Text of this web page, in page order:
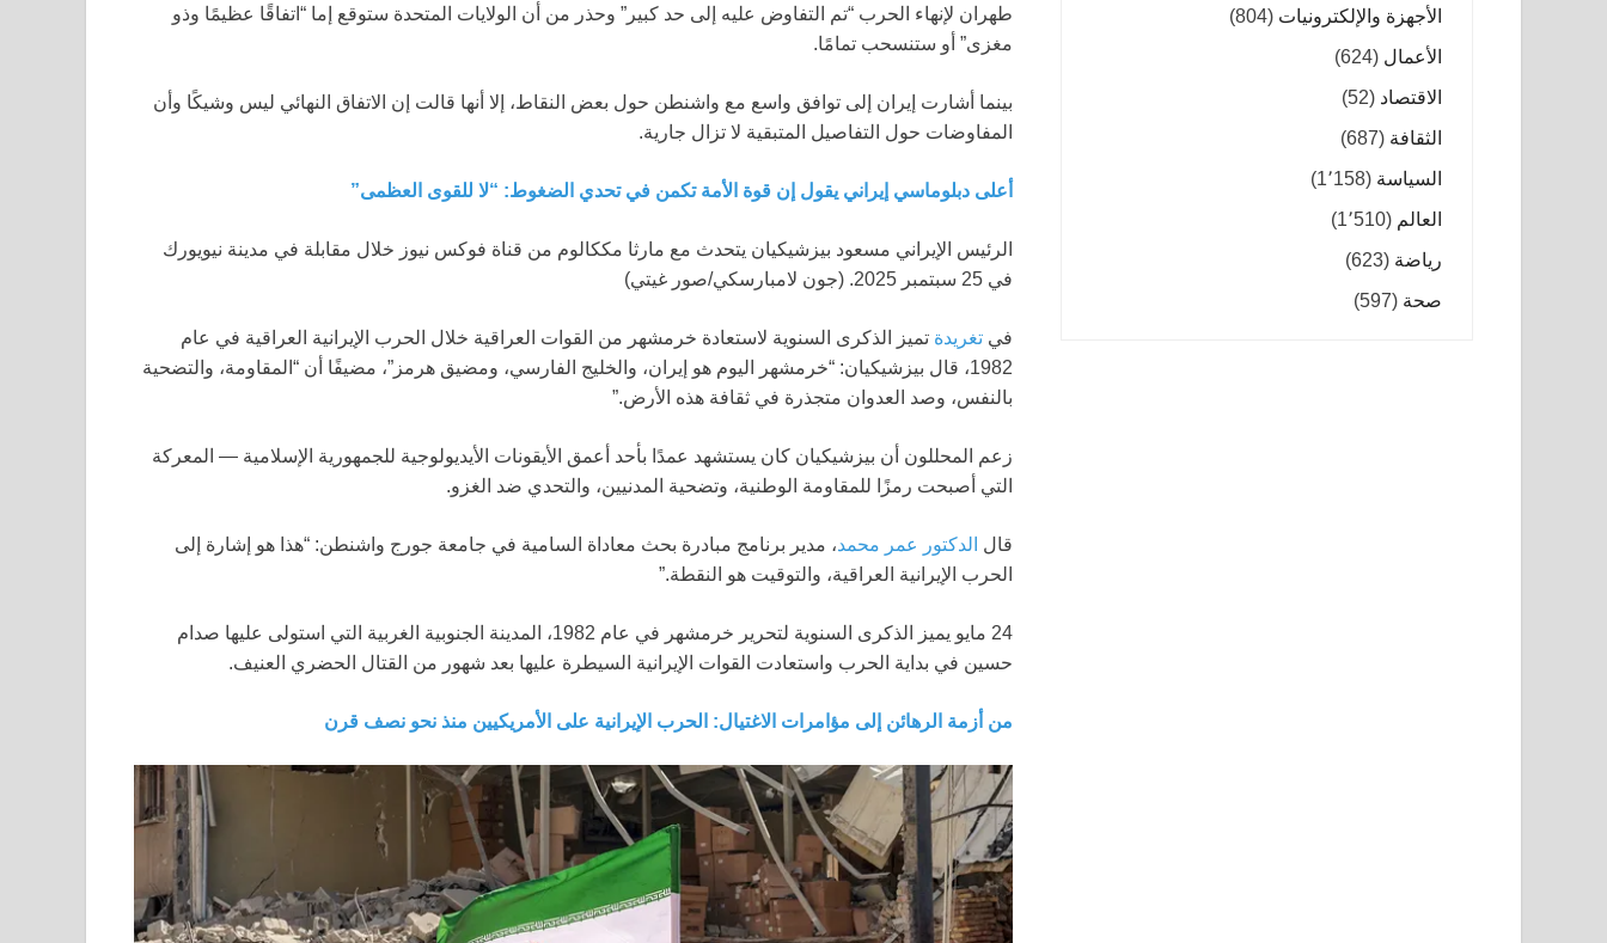
طهران لإنهاء الحرب “تم التفاوض عليه إلى حد كبير” وحذر من أن الولايات المتحدة ستوقع إما “اتفاقًا عظيمًا وذو
مغزى” أو ستنسحب تمامًا.
بينما أشارت إيران إلى توافق واسع مع واشنطن حول بعض النقاط، إلا أنها قالت إن الاتفاق النهائي ليس وشيكًا وأن
المفاوضات حول التفاصيل المتبقية لا تزال جارية.
أعلى دبلوماسي إيراني يقول إن قوة الأمة تكمن في تحدي الضغوط: “لا للقوى العظمى”
الرئيس الإيراني مسعود بيزشيكيان يتحدث مع مارثا مككالوم من قناة فوكس نيوز خلال مقابلة في مدينة نيويورك
في 25 سبتمبر 2025.
(جون لامبارسكي/صور غيتي)
في تغريدة تميز الذكرى السنوية لاستعادة خرمشهر من القوات العراقية خلال الحرب الإيرانية العراقية في عام
1982، قال بيزشيكيان: “خرمشهر اليوم هو إيران، والخليج الفارسي، ومضيق هرمز”، مضيفًا أن “المقاومة، والتضحية
بالنفس، وصد العدوان متجذرة في ثقافة هذه الأرض.”
زعم المحللون أن بيزشيكيان كان يستشهد عمدًا بأحد أعمق الأيقونات الأيديولوجية للجمهورية الإسلامية — المعركة
التي أصبحت رمزًا للمقاومة الوطنية، وتضحية المدنيين، والتحدي ضد الغزو.
قال الدكتور عمر محمد، مدير برنامج مبادرة بحث معاداة السامية في جامعة جورج واشنطن: “هذا هو إشارة إلى
الحرب الإيرانية العراقية، والتوقيت هو النقطة.”
24 مايو يميز الذكرى السنوية لتحرير خرمشهر في عام 1982، المدينة الجنوبية الغربية التي استولى عليها صدام
حسين في بداية الحرب واستعادت القوات الإيرانية السيطرة عليها بعد شهور من القتال الحضري العنيف.
من أزمة الرهائن إلى مؤامرات الاغتيال: الحرب الإيرانية على الأمريكيين منذ نحو نصف قرن
الأجهزة والإلكترونيات (804)
الأعمال (624)
الاقتصاد (52)
الثقافة (687)
السياسة (1٬158)
العالم (1٬510)
رياضة (623)
صحة (597)